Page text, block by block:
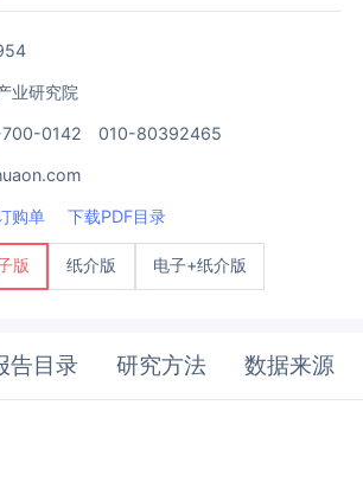
业研究院
0142 010-80392465
购单 下载PDF目录
版 纸介版 电子+纸介版
告目录 研究方法 数据来源